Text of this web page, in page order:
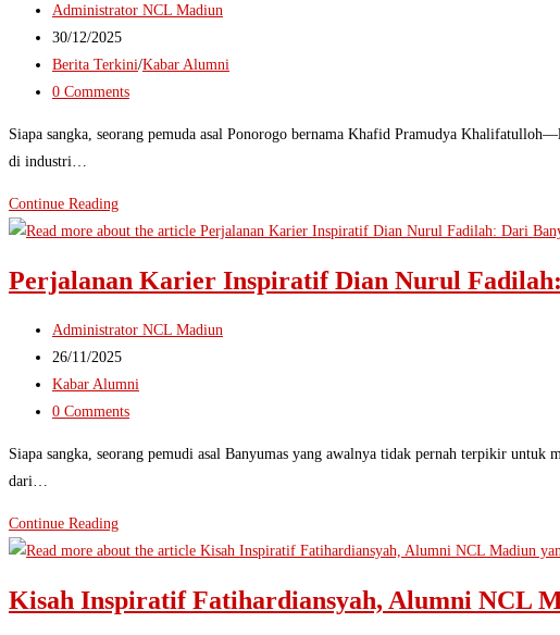
website
Willy
Taklukkan
Hotel
Bintang
Post
author:
Administrator NCL Madiun
Post
published:
30/12/2025
Post
category:
Berita Terkini/Kabar Alumni
Post
0 Comments
Siapa sangka, seorang pemuda asal Ponorogo bernama Khafid Pramudya
di industri…
Continue ReadingKhafid
Pramudya
Pemuda
Kok
Bisa
Keliling
Dunia?
Perjalanan Karier Inspiratif Dian Nurul
Post
author:
Administrator NCL Madiun
Post
published:
26/11/2025
Post
category:
Kabar Alumni
Post
0 Comments
Siapa sangka, seorang pemudi asal Banyumas yang awalnya tidak pernah terpikir
dari…
Continue ReadingPerjalanan
Karier
Dian
Kisah Inspiratif Fatihardiansyah, Alumni NCL